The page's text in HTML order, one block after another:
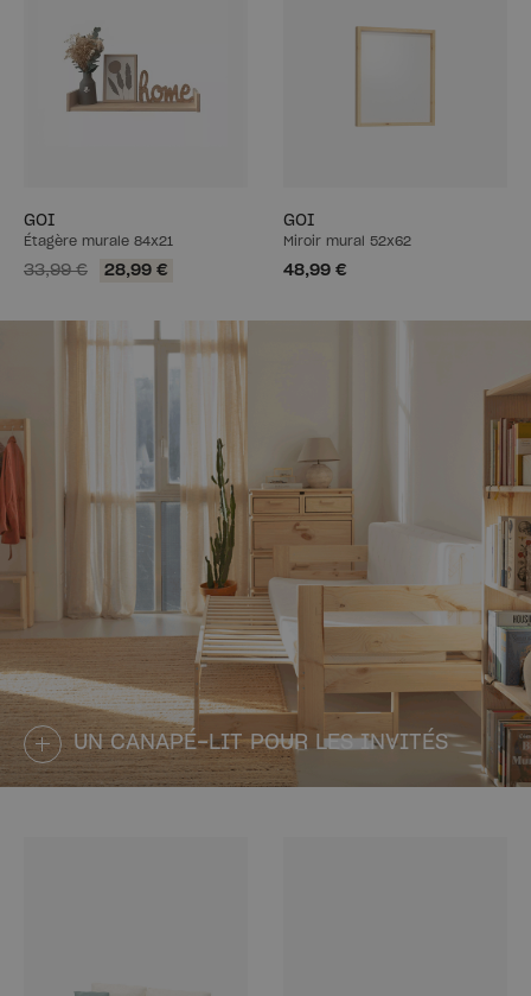
GOI
Étagère murale 84x21
33,99 € 28,99 €
GOI
Miroir mural 52x62
48,99 €
UN CANAPÉ-LIT POUR LES INVITÉS